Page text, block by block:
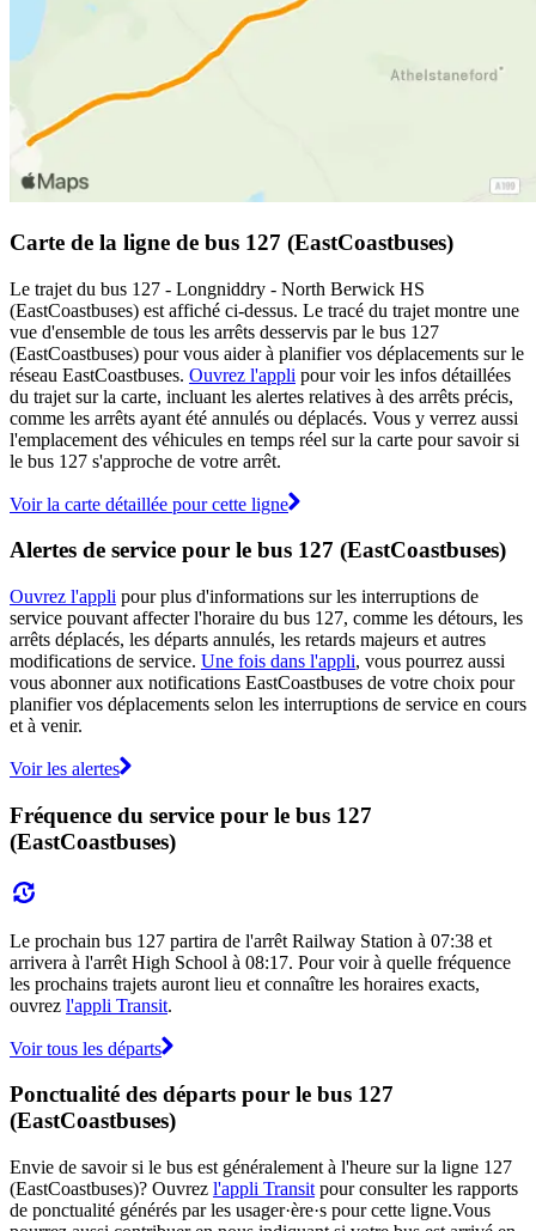
Carte de la ligne de bus 127 (EastCoastbuses)
Le trajet du bus 127 - Longniddry - North Berwick HS
(EastCoastbuses) est affiché ci-dessus. Le tracé du trajet montre une
vue d'ensemble de tous les arrêts desservis par le bus 127
(EastCoastbuses) pour vous aider à planifier vos déplacements sur le
réseau EastCoastbuses. Ouvrez l'appli pour voir les infos détaillées
du trajet sur la carte, incluant les alertes relatives à des arrêts précis,
comme les arrêts ayant été annulés ou déplacés. Vous y verrez aussi
l'emplacement des véhicules en temps réel sur la carte pour savoir si
le bus 127 s'approche de votre arrêt.
Voir la carte détaillée pour cette ligne
Alertes de service pour le bus 127 (EastCoastbuses)
Ouvrez l'appli pour plus d'informations sur les interruptions de
service pouvant affecter l'horaire du bus 127, comme les détours, les
arrêts déplacés, les départs annulés, les retards majeurs et autres
modifications de service. Une fois dans l'appli, vous pourrez aussi
vous abonner aux notifications EastCoastbuses de votre choix pour
planifier vos déplacements selon les interruptions de service en cours
et à venir.
Voir les alertes
Fréquence du service pour le bus 127
(EastCoastbuses)
Le prochain bus 127 partira de l'arrêt Railway Station à 07:38 et
arrivera à l'arrêt High School à 08:17. Pour voir à quelle fréquence
les prochains trajets auront lieu et connaître les horaires exacts,
ouvrez l'appli Transit.
Voir tous les départs
Ponctualité des départs pour le bus 127
(EastCoastbuses)
Envie de savoir si le bus est généralement à l'heure sur la ligne 127
(EastCoastbuses)? Ouvrez l'appli Transit pour consulter les rapports
de ponctualité générés par les usager·ère·s pour cette ligne.Vous